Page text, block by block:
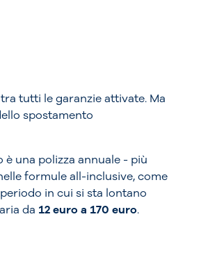
tutti le garanzie attivate. Ma
spostamento
una polizza annuale - più
formule all-inclusive, come
in cui si sta lontano
da 12 euro a 170 euro.